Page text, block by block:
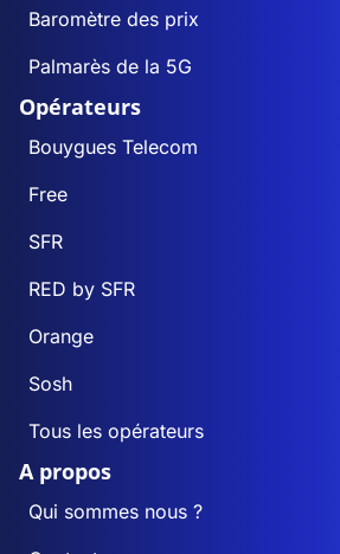
Baromètre des prix
Palmarès de la 5G
Opérateurs
Bouygues Telecom
Free
SFR
RED by SFR
Orange
Sosh
Tous les opérateurs
A propos
Qui sommes nous ?